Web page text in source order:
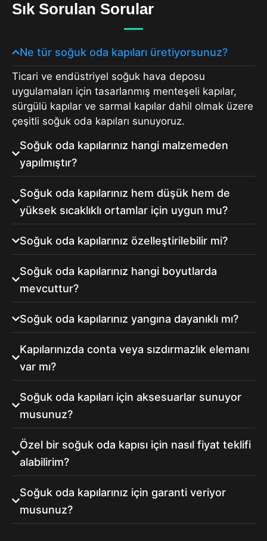
Sık Sorulan Sorular
Ne tür soğuk oda kapıları üretiyorsunuz?
Ticari ve endüstriyel soğuk hava deposu
uygulamaları için tasarlanmış menteşeli kapılar,
sürgülü kapılar ve sarmal kapılar dahil olmak üzere
çeşitli soğuk oda kapıları sunuyoruz.
Soğuk oda kapılarınız hangi malzemeden
yapılmıştır?
Soğuk oda kapılarınız hem düşük hem de
yüksek sıcaklıklı ortamlar için uygun mu?
Soğuk oda kapılarınız özelleştirilebilir mi?
Soğuk oda kapılarınız hangi boyutlarda
mevcuttur?
Soğuk oda kapılarınız yangına dayanıklı mı?
Kapılarınızda conta veya sızdırmazlık elemanı
var mı?
Soğuk oda kapıları için aksesuarlar sunuyor
musunuz?
Özel bir soğuk oda kapısı için nasıl fiyat teklifi
alabilirim?
Soğuk oda kapılarınız için garanti veriyor
musunuz?